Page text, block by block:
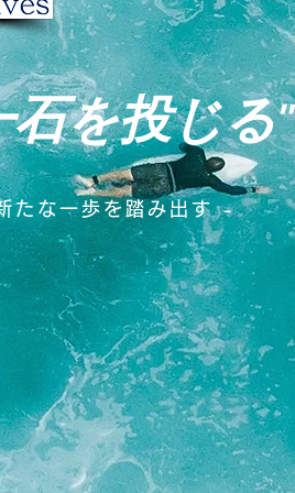
を投じる"
たな一歩を踏み出す -